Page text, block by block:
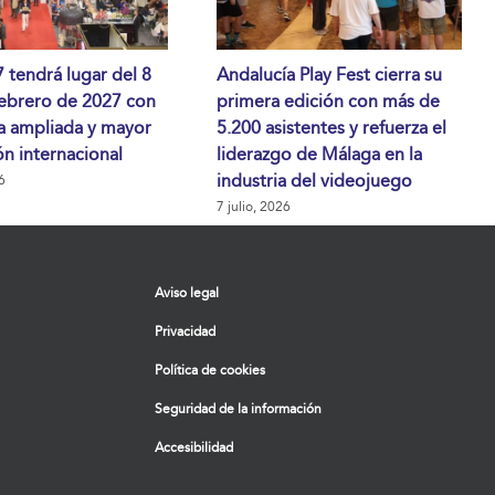
tendrá lugar del 8
de 2027 con
ampliada y mayor
internacional
Andalucía Play Fest cierra su
primera edición con más de
5.200 asistentes y refuerza el
liderazgo de Málaga en la
industria del videojuego
7 julio, 2026
Aviso legal
Privacidad
Política de cookies
Seguridad de la información
Accesibilidad